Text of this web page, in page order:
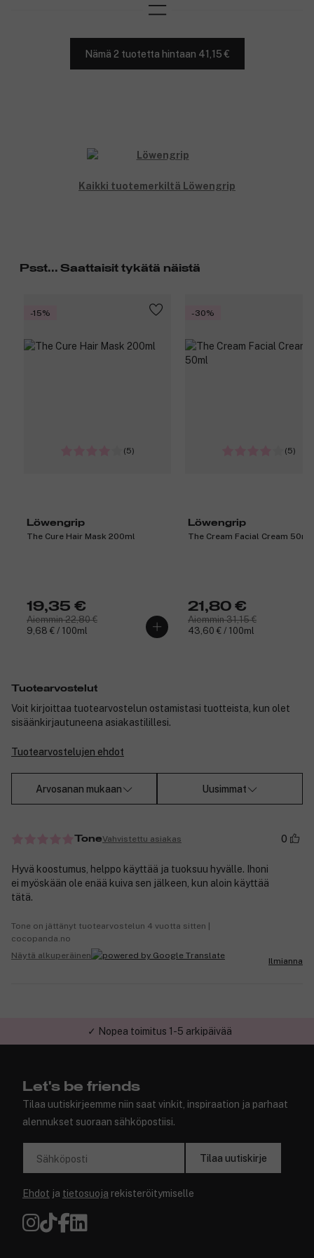
Nämä 2 tuotetta hintaan 41,15 €
Kaikki tuotemerkiltä Löwengrip
Psst... Saattaisit tykätä näistä
-15%
(5)
Löwengrip
The Cure Hair Mask 200ml
19,35 €
Aiemmin 22,80 €
9,68 € / 100ml
-30%
(5)
Löwengrip
The Cream Facial Cream 50ml
21,80 €
Aiemmin 31,15 €
43,60 € / 100ml
Tuotearvostelut
Voit kirjoittaa tuotearvostelun ostamistasi tuotteista, kun olet
sisäänkirjautuneena asiakastilillesi.
Tuotearvostelujen ehdot
Arvosanan mukaan Uusimmat
ToneVahvistettu asiakas 0
Hyvä koostumus, helppo käyttää ja tuoksuu hyvälle. Ihoni
ei myöskään ole enää kuiva sen jälkeen, kun aloin käyttää
tätä.
Tone on jättänyt tuotearvostelun 4 vuotta sitten |
cocopanda.no
Näytä alkuperäinen
Ilmianna
✓ Nopea toimitus 1-5 arkipäivää
Let's be friends
Tilaa uutiskirjeemme niin saat vinkit, inspiraation ja parhaat
alennukset suoraan sähköpostiisi.
Sähköposti Tilaa uutiskirje
Ehdot ja tietosuoja rekisteröitymiselle